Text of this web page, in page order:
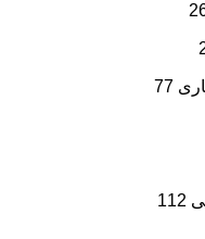
77
112